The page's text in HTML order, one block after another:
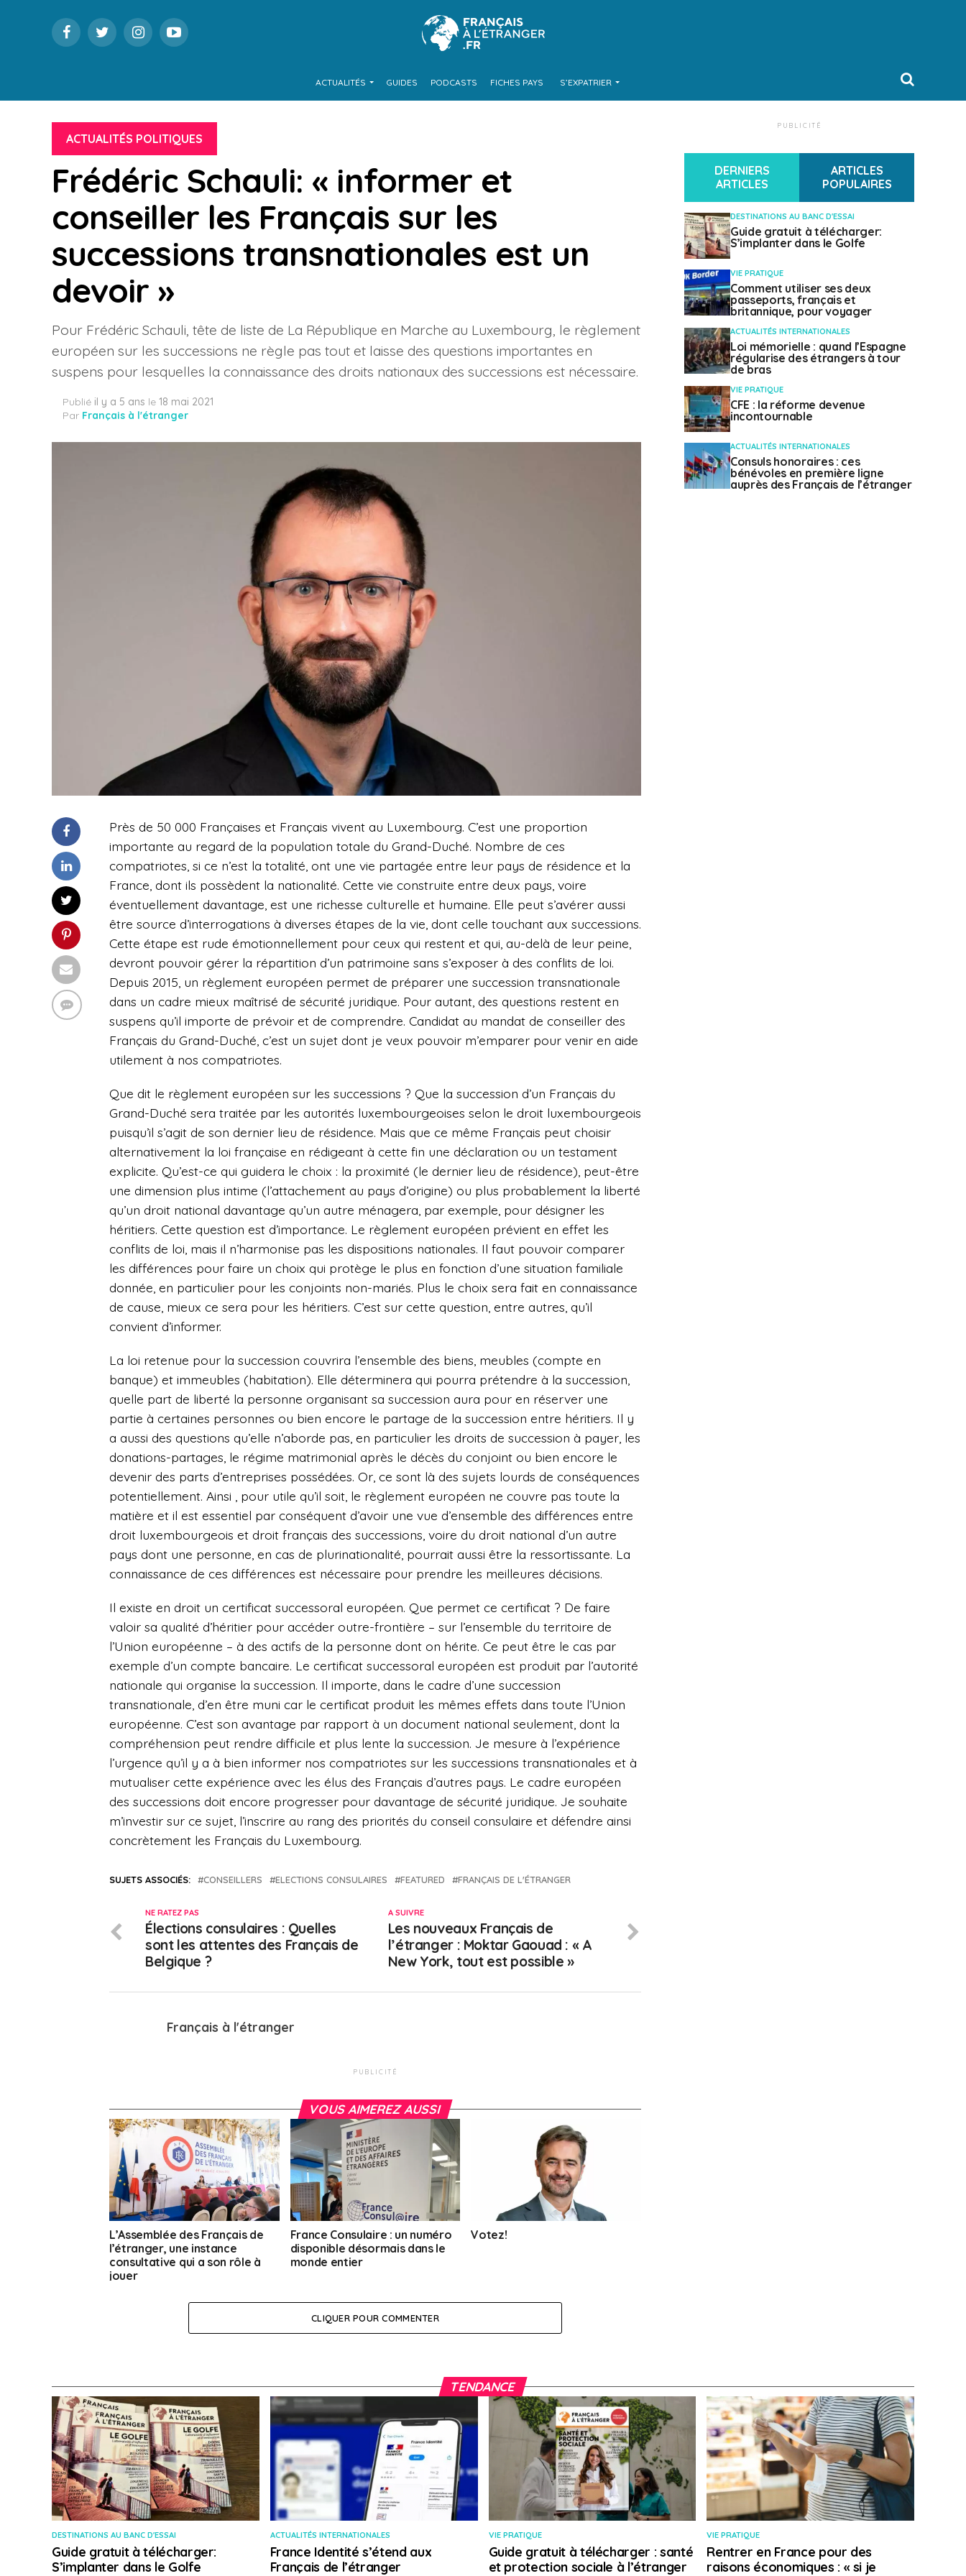
ACTUALITÉS GUIDES PODCASTS FICHES PAYS S’EXPATRIER
ACTUALITÉS POLITIQUES
Frédéric Schauli: « informer et
conseiller les Français sur les
successions transnationales est un
devoir »
Pour Frédéric Schauli, tête de liste de La République en Marche au Luxembourg, le règlement
européen sur les successions ne règle pas tout et laisse des questions importantes en
suspens pour lesquelles la connaissance des droits nationaux des successions est nécessaire.
Publié il y a 5 ans le 18 mai 2021
Par Français à l'étranger
Près de 50 000 Françaises et Français vivent au Luxembourg. C’est une proportion
importante au regard de la population totale du Grand-Duché. Nombre de ces
compatriotes, si ce n’est la totalité, ont une vie partagée entre leur pays de résidence et la
France, dont ils possèdent la nationalité. Cette vie construite entre deux pays, voire
éventuellement davantage, est une richesse culturelle et humaine. Elle peut s’avérer aussi
être source d’interrogations à diverses étapes de la vie, dont celle touchant aux successions.
Cette étape est rude émotionnellement pour ceux qui restent et qui, au-delà de leur peine,
devront pouvoir gérer la répartition d’un patrimoine sans s’exposer à des conflits de loi.
Depuis 2015, un règlement européen permet de préparer une succession transnationale
dans un cadre mieux maîtrisé de sécurité juridique. Pour autant, des questions restent en
suspens qu’il importe de prévoir et de comprendre. Candidat au mandat de conseiller des
Français du Grand-Duché, c’est un sujet dont je veux pouvoir m’emparer pour venir en aide
utilement à nos compatriotes.
Que dit le règlement européen sur les successions ? Que la succession d’un Français du
Grand-Duché sera traitée par les autorités luxembourgeoises selon le droit luxembourgeois
puisqu’il s’agit de son dernier lieu de résidence. Mais que ce même Français peut choisir
alternativement la loi française en rédigeant à cette fin une déclaration ou un testament
explicite. Qu’est-ce qui guidera le choix : la proximité (le dernier lieu de résidence), peut-être
une dimension plus intime (l’attachement au pays d’origine) ou plus probablement la liberté
qu’un droit national davantage qu’un autre ménagera, par exemple, pour désigner les
héritiers. Cette question est d’importance. Le règlement européen prévient en effet les
conflits de loi, mais il n’harmonise pas les dispositions nationales. Il faut pouvoir comparer
les différences pour faire un choix qui protège le plus en fonction d’une situation familiale
donnée, en particulier pour les conjoints non-mariés. Plus le choix sera fait en connaissance
de cause, mieux ce sera pour les héritiers. C’est sur cette question, entre autres, qu’il
convient d’informer.
La loi retenue pour la succession couvrira l’ensemble des biens, meubles (compte en
banque) et immeubles (habitation). Elle déterminera qui pourra prétendre à la succession,
quelle part de liberté la personne organisant sa succession aura pour en réserver une
partie à certaines personnes ou bien encore le partage de la succession entre héritiers. Il y
a aussi des questions qu’elle n’aborde pas, en particulier les droits de succession à payer, les
donations-partages, le régime matrimonial après le décès du conjoint ou bien encore le
devenir des parts d’entreprises possédées. Or, ce sont là des sujets lourds de conséquences
potentiellement. Ainsi , pour utile qu’il soit, le règlement européen ne couvre pas toute la
matière et il est essentiel par conséquent d’avoir une vue d’ensemble des différences entre
droit luxembourgeois et droit français des successions, voire du droit national d’un autre
pays dont une personne, en cas de plurinationalité, pourrait aussi être la ressortissante. La
connaissance de ces différences est nécessaire pour prendre les meilleures décisions.
Il existe en droit un certificat successoral européen. Que permet ce certificat ? De faire
valoir sa qualité d’héritier pour accéder outre-frontière – sur l’ensemble du territoire de
l’Union européenne – à des actifs de la personne dont on hérite. Ce peut être le cas par
exemple d’un compte bancaire. Le certificat successoral européen est produit par l’autorité
nationale qui organise la succession. Il importe, dans le cadre d’une succession
transnationale, d’en être muni car le certificat produit les mêmes effets dans toute l’Union
européenne. C’est son avantage par rapport à un document national seulement, dont la
compréhension peut rendre difficile et plus lente la succession. Je mesure à l’expérience
l’urgence qu’il y a à bien informer nos compatriotes sur les successions transnationales et à
mutualiser cette expérience avec les élus des Français d’autres pays. Le cadre européen
des successions doit encore progresser pour davantage de sécurité juridique. Je souhaite
m’investir sur ce sujet, l’inscrire au rang des priorités du conseil consulaire et défendre ainsi
concrètement les Français du Luxembourg.
SUJETS ASSOCIÉS: CONSEILLERS ELECTIONS CONSULAIRES FEATURED FRANÇAIS DE L'ÉTRANGER
A SUIVRE
Les nouveaux Français de
l’étranger : Moktar Gaouad : « A
New York, tout est possible »
NE RATEZ PAS
Élections consulaires : Quelles
sont les attentes des Français de
Belgique ?
Français à l'étranger
PUBLICITÉ
VOUS AIMEREZ AUSSI
L’Assemblée des Français de
l’étranger, une instance
consultative qui a son rôle à
jouer
France Consulaire : un numéro
disponible désormais dans le
monde entier
Votez!
CLIQUER POUR COMMENTER
PUBLICITÉ
DERNIERS
ARTICLES
ARTICLES
POPULAIRES
DESTINATIONS AU BANC D'ESSAI
Guide gratuit à télécharger:
S’implanter dans le Golfe
VIE PRATIQUE
Comment utiliser ses deux
passeports, français et
britannique, pour voyager
ACTUALITÉS INTERNATIONALES
Loi mémorielle : quand l’Espagne
régularise des étrangers à tour
de bras
VIE PRATIQUE
CFE : la réforme devenue
incontournable
ACTUALITÉS INTERNATIONALES
Consuls honoraires : ces
bénévoles en première ligne
auprès des Français de l’étranger
TENDANCE
DESTINATIONS AU BANC D'ESSAI
Guide gratuit à télécharger:
S’implanter dans le Golfe
ACTUALITÉS INTERNATIONALES
France Identité s’étend aux
Français de l’étranger
VIE PRATIQUE
Guide gratuit à télécharger : santé
et protection sociale à l’étranger
VIE PRATIQUE
Rentrer en France pour des
raisons économiques : « si je